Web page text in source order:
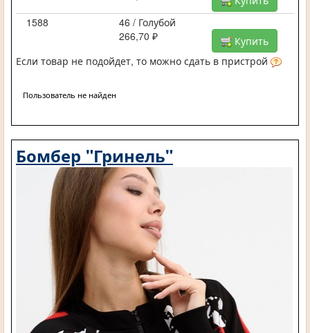
1588
46 / Голубой
266,70 ₽
Купить
Если товар не подойдет, то можно сдать в пристрой
Пользователь не найден
Бомбер "Гринель"